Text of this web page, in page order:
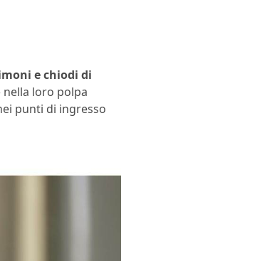
e chiodi di
loro polpa
punti di ingresso